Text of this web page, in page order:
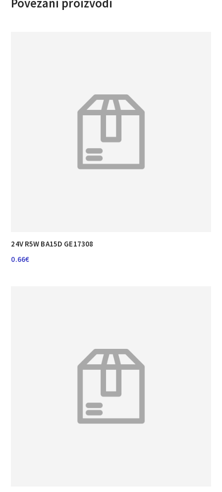
Povezani proizvodi
24V R5W BA15D GE17308
0.66€